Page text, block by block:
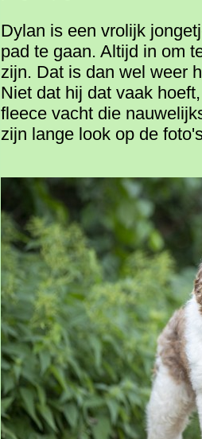
Dylan is een vrolijk
pad te gaan. Altijd in om
zijn. Dat is dan wel weer
Niet dat hij dat vaak
fleece vacht die
zijn lange look op de